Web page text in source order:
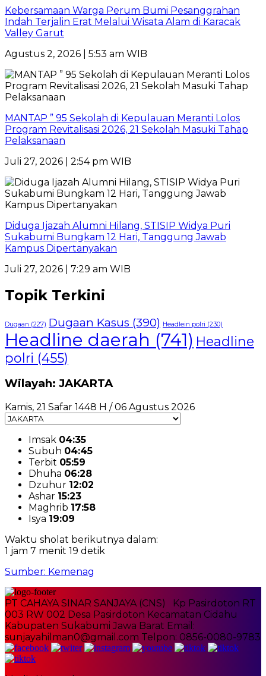
Kebersamaan Warga Perum Bumi Pesanggrahan
Indah Terjalin Erat Melalui Wisata Alam di Karacak
Valley Garut
Agustus 2, 2026 | 5:53 am WIB
MANTAP ” 95 Sekolah di Kepulauan Meranti Lolos
Program Revitalisasi 2026, 21 Sekolah Masuki Tahap
Pelaksanaan
Juli 27, 2026 | 2:54 pm WIB
Diduga Ijazah Alumni Hilang, STISIP Widya Puri
Sukabumi Bungkam 12 Hari, Tanggung Jawab
Kampus Dipertanyakan
Juli 27, 2026 | 7:29 am WIB
Topik Terkini
Dugaan (227) Dugaan Kasus (390) Headlein polri (230)
Headline daerah (741) Headline
polri (455)
Wilayah: JAKARTA
Kamis, 21 Safar 1448 H / 06 Agustus 2026
Imsak 04:35
Subuh 04:45
Terbit 05:59
Dhuha 06:28
Dzuhur 12:02
Ashar 15:23
Maghrib 17:58
Isya 19:09
Waktu sholat berikutnya dalam:
1 jam 7 menit 18 detik
Sumber: Kemenag
PT CAHAYA SINAR SANJAYA (CNS) Kp Pasirdoton RT
003 RW 002 Desa Pasirdoton Kecamatan Cidahu
Kabupaten Sukabumi Jawa Barat Email:
sunjayahilman0@gmail.com Telpon: 0856-0080-9783